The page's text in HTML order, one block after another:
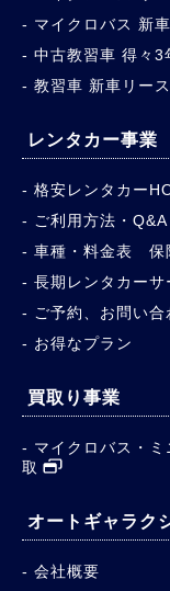
マイクロバス 新
中古教習車 得々3
教習車 新車リース
レンタカー事業
格安レンタカー
ご利用方法・Q&A
車種・料金表 保
長期レンタカーサ
ご予約、お問い合
お得なプラン
買取り事業
マイクロバス・
取
オートギャラク
会社概要